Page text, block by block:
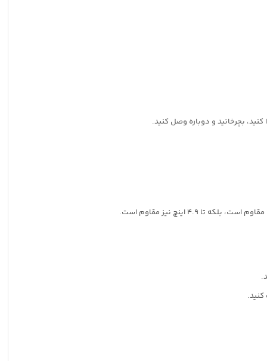
بچرخانید و دوباره وصل کنید.
اینچ نیز مقاوم است.